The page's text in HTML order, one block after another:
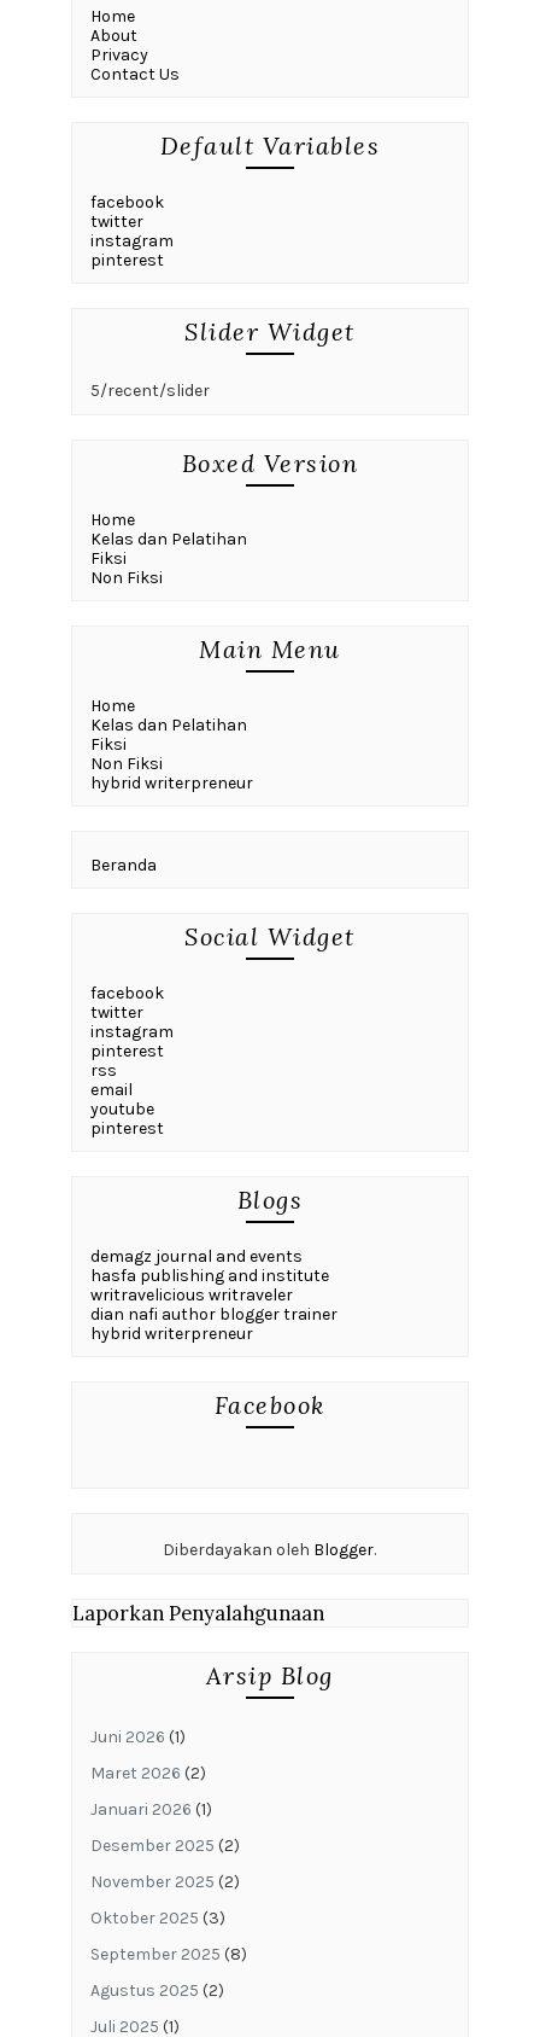
Home
About
Privacy
Contact Us
Default Variables
facebook
twitter
instagram
pinterest
Slider Widget
5/recent/slider
Boxed Version
Home
Kelas dan Pelatihan
Fiksi
Non Fiksi
Main Menu
Home
Kelas dan Pelatihan
Fiksi
Non Fiksi
hybrid writerpreneur
Beranda
Social Widget
facebook
twitter
instagram
pinterest
rss
email
youtube
pinterest
Blogs
demagz journal and events
hasfa publishing and institute
writravelicious writraveler
dian nafi author blogger trainer
hybrid writerpreneur
Facebook
Diberdayakan oleh Blogger.
Laporkan Penyalahgunaan
Arsip Blog
Juni 2026 (1)
Maret 2026 (2)
Januari 2026 (1)
Desember 2025 (2)
November 2025 (2)
Oktober 2025 (3)
September 2025 (8)
Agustus 2025 (2)
Juli 2025 (1)